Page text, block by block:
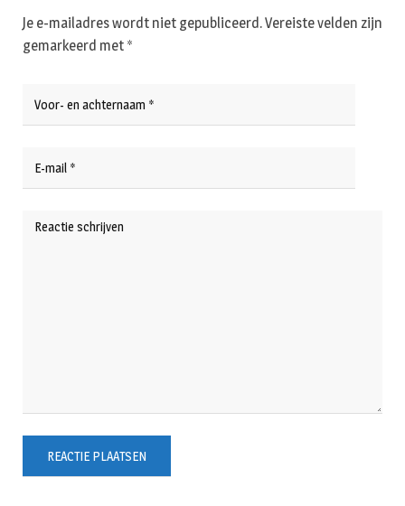
Je e-mailadres wordt niet gepubliceerd.Vereiste velden zijn
gemarkeerd met *